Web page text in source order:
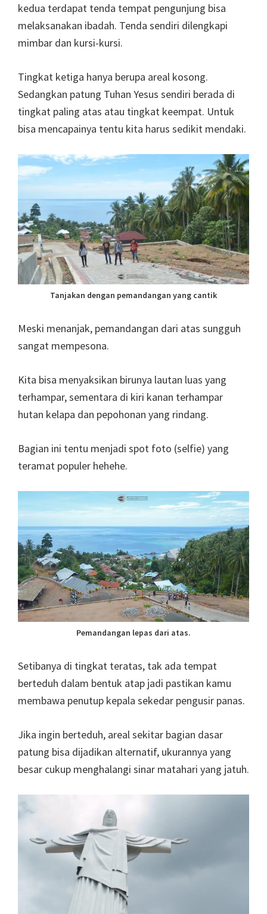
kedua terdapat tenda tempat pengunjung bisa
melaksanakan ibadah. Tenda sendiri dilengkapi
mimbar dan kursi-kursi.
Tingkat ketiga hanya berupa areal kosong.
Sedangkan patung Tuhan Yesus sendiri berada di
tingkat paling atas atau tingkat keempat. Untuk
bisa mencapainya tentu kita harus sedikit mendaki.
Tanjakan dengan pemandangan yang cantik
Meski menanjak, pemandangan dari atas sungguh
sangat mempesona.
Kita bisa menyaksikan birunya lautan luas yang
terhampar, sementara di kiri kanan terhampar
hutan kelapa dan pepohonan yang rindang.
Bagian ini tentu menjadi spot foto (selfie) yang
teramat populer hehehe.
Pemandangan lepas dari atas.
Setibanya di tingkat teratas, tak ada tempat
berteduh dalam bentuk atap jadi pastikan kamu
membawa penutup kepala sekedar pengusir panas.
Jika ingin berteduh, areal sekitar bagian dasar
patung bisa dijadikan alternatif, ukurannya yang
besar cukup menghalangi sinar matahari yang jatuh.